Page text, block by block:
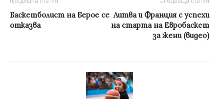
Баскетболист на Берое се
отказва
Литва и Франция с успехи
на старта на Евробаскет
за жени (видео)